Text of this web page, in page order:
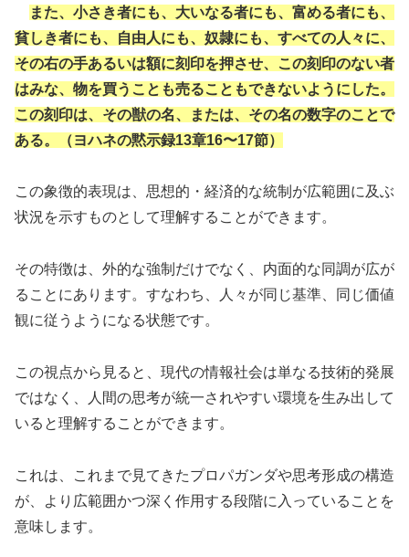
また、小さき者にも、大いなる者にも、富める者にも、
貧しき者にも、自由人にも、奴隷にも、すべての人々に、
その右の手あるいは額に刻印を押させ、この刻印のない者
はみな、物を買うことも売ることもできないようにした。
この刻印は、その獣の名、または、その名の数字のことで
ある。（ヨハネの黙示録13章16〜17節）
この象徴的表現は、思想的・経済的な統制が広範囲に及ぶ
状況を示すものとして理解することができます。
その特徴は、外的な強制だけでなく、内面的な同調が広が
ることにあります。すなわち、人々が同じ基準、同じ価値
観に従うようになる状態です。
この視点から見ると、現代の情報社会は単なる技術的発展
ではなく、人間の思考が統一されやすい環境を生み出して
いると理解することができます。
これは、これまで見てきたプロパガンダや思考形成の構造
が、より広範囲かつ深く作用する段階に入っていることを
意味します。